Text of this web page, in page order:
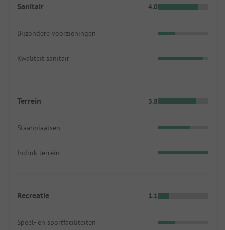
Sanitair 4.0
Bijzondere voorzieningen
Kwaliteit sanitair
Terrein 3.8
Staanplaatsen
Indruk terrein
Recreatie 1.1
Speel- en sportfaciliteiten